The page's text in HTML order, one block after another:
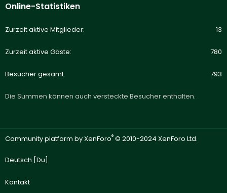
Online-Statistiken
Zurzeit aktive Mitglieder 13
Zurzeit aktive Gäste 780
Besucher gesamt 793
Die Summen können auch versteckte Besucher enthalten.
Community platform by XenForo® © 2010-2024 XenForo Ltd.
Deutsch [Du]
Kontakt